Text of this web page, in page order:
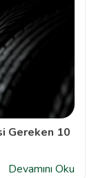
Gereken 10
Devamını Oku